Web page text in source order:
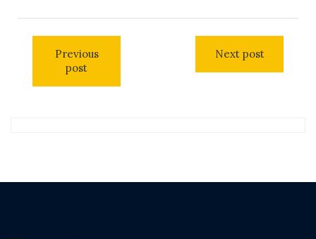
Previous
post
Next post